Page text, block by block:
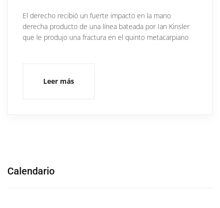
El derecho recibió un fuerte impacto en la mano
derecha producto de una línea bateada por Ian Kinsler
que le produjo una fractura en el quinto metacarpiano
Leer más
Calendario